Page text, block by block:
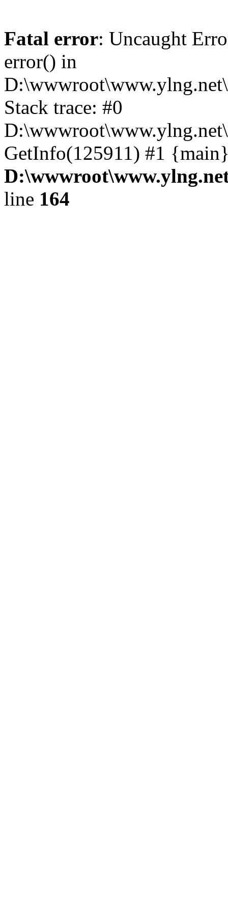
Fatal error: Uncaught
error() in
Stack trace: #0
GetInfo(125911) #1
line 164